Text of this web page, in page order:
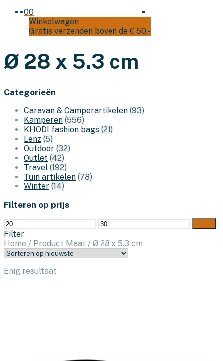
00
Winkelwagen
Gratis verzenden boven de € 50,-
Ø 28 x 5.3 cm
Categorieën
Caravan & Camperartikelen (93)
Kamperen (556)
KHODI fashion bags (21)
Lenz (5)
Outdoor (32)
Outlet (42)
Travel (192)
Tuin artikelen (78)
Winter (14)
Filteren op prijs
Min.
prijs
Max.
prijs
Filter
Home / Product Maat / Ø 28 x 5.3 cm
Enig resultaat